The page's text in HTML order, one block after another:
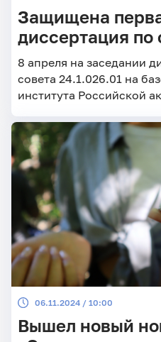
Защищена
диссертация по
8 апреля на заседании
совета 24.1.026.01 на
института Российской
кафедры морфологии и
Поверенного.
06.11.2024 / 10:00
Вышел новый